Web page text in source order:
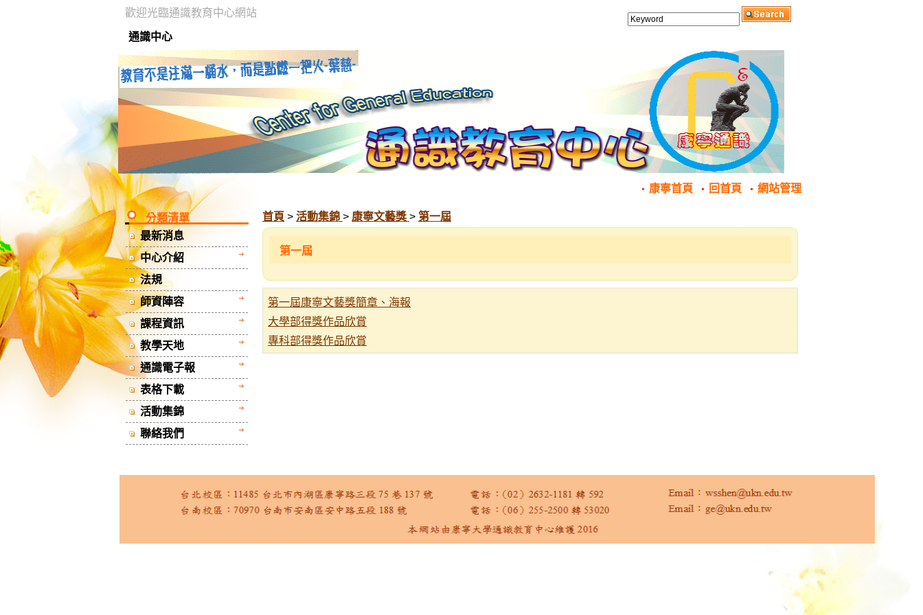
通識中心
歡迎光臨通識教育中心網站
康寧首頁 回首頁 網站管理
分類清單
最新消息
中心介紹
法規
師資陣容
課程資訊
教學天地
通識電子報
表格下載
活動集錦
聯絡我們
首頁 > 活動集錦 > 康寧文藝獎 > 第一屆
第一屆
第一屆康寧文藝獎簡章、海報
大學部得獎作品欣賞
專科部得獎作品欣賞